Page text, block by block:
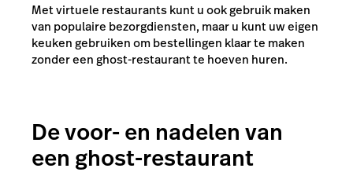
Met virtuele restaurants kunt u ook gebruik maken
van populaire bezorgdiensten, maar u kunt uw eigen
keuken gebruiken om bestellingen klaar te maken
zonder een ghost-restaurant te hoeven huren.
De voor- en nadelen van
een ghost-restaurant